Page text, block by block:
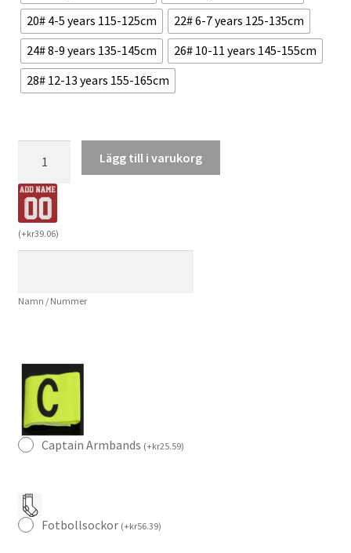
20# 4-5 years 115-125cm
22# 6-7 years 125-135cm
24# 8-9 years 135-145cm
26# 10-11 years 145-155cm
28# 12-13 years 155-165cm
Barcelona
Barn
Hemmatröja
2025/26
Fotbollsställ
mängd
Lägg till i varukorg
(+kr39.06)
Namn / Nummer
Captain Armbands (+kr25.59)
Fotbollsockor (+kr56.39)